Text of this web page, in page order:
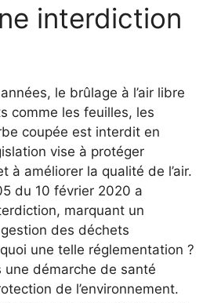
interdiction
le brûlage à l’air libre
comme les feuilles, les
coupée est interdit en
vise à protéger
à améliorer la qualité de l’air.
du 10 février 2020 a
marquant un
des déchets
une telle réglementation ?
une démarche de santé
de l’environnement.